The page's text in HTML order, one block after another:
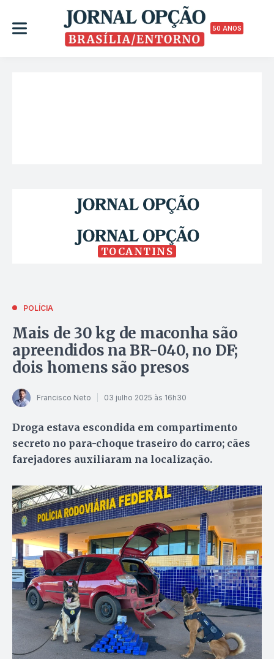
50 ANOS
TOCANTINS
POLÍCIA
Mais de 30 kg de maconha são
apreendidos na BR-040, no DF;
dois homens são presos
Francisco Neto 03 julho 2025 às 16h30
Droga estava escondida em compartimento
secreto no para-choque traseiro do carro; cães
farejadores auxiliaram na localização.